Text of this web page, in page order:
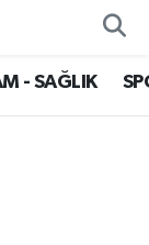
- SAĞLIK